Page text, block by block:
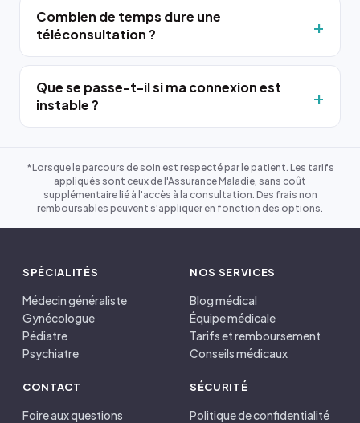
Combien de temps dure une
téléconsultation ?
Que se passe-t-il si ma connexion est
instable ?
*Lorsque le parcours de soin est respecté par le patient. Les tarifs
appliqués sont ceux de l'Assurance Maladie, sans coût
supplémentaire lié à l'accès à la consultation. Des frais non
remboursables peuvent s'appliquer en fonction des options.
SPÉCIALITÉS
Médecin généraliste
Gynécologue
Pédiatre
Psychiatre
NOS SERVICES
Blog médical
Équipe médicale
Tarifs et remboursement
Conseils médicaux
CONTACT
Foire aux questions
SÉCURITÉ
Politique de confidentialité